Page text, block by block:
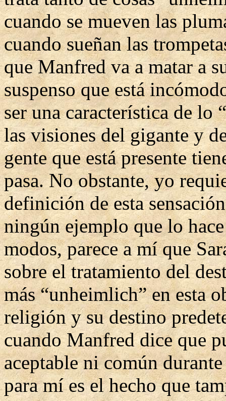
cuando se mueven las
cuando sueñan las
que Manfred va a matar a
suspenso que está
ser una característica de lo
las visiones del gigante y
gente que está presente
pasa. No obstante, yo
definición de esta
ningún ejemplo que lo
modos, parece a mí que
sobre el tratamiento del
más “unheimlich” en esta
religión y su destino
cuando Manfred dice que
aceptable ni común
para mí es el hecho que